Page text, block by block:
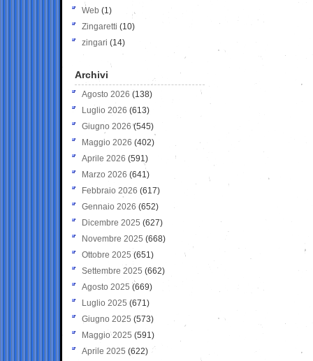
Web (1)
Zingaretti (10)
zingari (14)
Archivi
Agosto 2026 (138)
Luglio 2026 (613)
Giugno 2026 (545)
Maggio 2026 (402)
Aprile 2026 (591)
Marzo 2026 (641)
Febbraio 2026 (617)
Gennaio 2026 (652)
Dicembre 2025 (627)
Novembre 2025 (668)
Ottobre 2025 (651)
Settembre 2025 (662)
Agosto 2025 (669)
Luglio 2025 (671)
Giugno 2025 (573)
Maggio 2025 (591)
Aprile 2025 (622)